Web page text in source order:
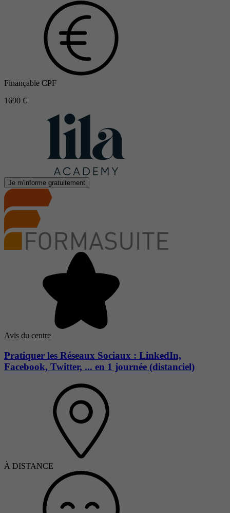
Finançable CPF
1690 €
Je m'informe gratuitement
Avis du centre
Pratiquer les Réseaux Sociaux : LinkedIn,
Facebook, Twitter, ... en 1 journée (distanciel)
À DISTANCE